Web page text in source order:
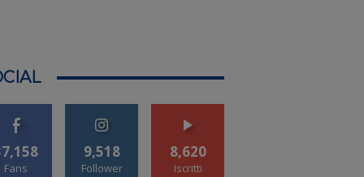
Fans
9,518
Follower
8,620
Iscritti